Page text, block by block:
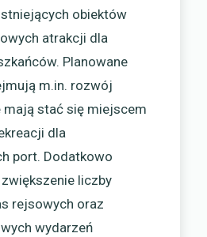
obiektów
atrakcji dla
Planowane
m.in. rozwój
mają stać się miejscem
dla
port. Dodatkowo
liczby
rejsowych oraz
wydarzeń